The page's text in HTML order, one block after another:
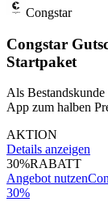
Congstar
Congstar
Startpaket
Als
App zum halben
AKTION
Details anzeigen
30%RABATT
Angebot nutzen
30%